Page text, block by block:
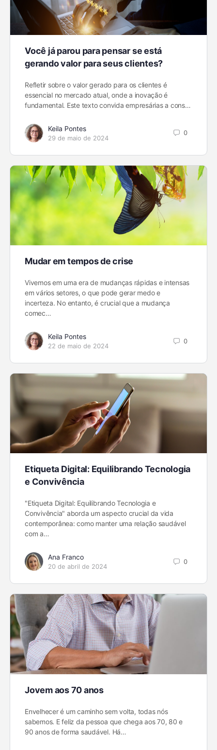
Você já parou para pensar se está
gerando valor para seus clientes?
Refletir sobre o valor gerado para os clientes é
essencial no mercado atual, onde a inovação é
fundamental. Este texto convida empresárias a cons…
Keila Pontes
29 de maio de 2024
0
Mudar em tempos de crise
Vivemos em uma era de mudanças rápidas e intensas
em vários setores, o que pode gerar medo e
incerteza. No entanto, é crucial que a mudança
comec…
Keila Pontes
22 de maio de 2024
0
Etiqueta Digital: Equilibrando Tecnologia
e Convivência
"Etiqueta Digital: Equilibrando Tecnologia e
Convivência" aborda um aspecto crucial da vida
contemporânea: como manter uma relação saudável
com a…
Ana Franco
20 de abril de 2024
0
Jovem aos 70 anos
Envelhecer é um caminho sem volta, todas nós
sabemos. E feliz da pessoa que chega aos 70, 80 e
90 anos de forma saudável. Há…